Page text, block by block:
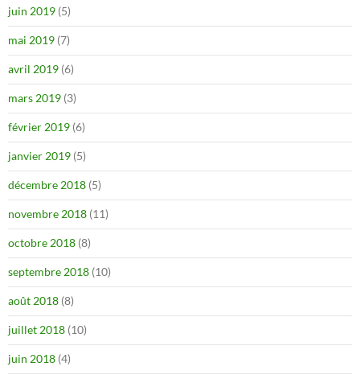
juin 2019 (5)
mai 2019 (7)
avril 2019 (6)
mars 2019 (3)
février 2019 (6)
janvier 2019 (5)
décembre 2018 (5)
novembre 2018 (11)
octobre 2018 (8)
septembre 2018 (10)
août 2018 (8)
juillet 2018 (10)
juin 2018 (4)